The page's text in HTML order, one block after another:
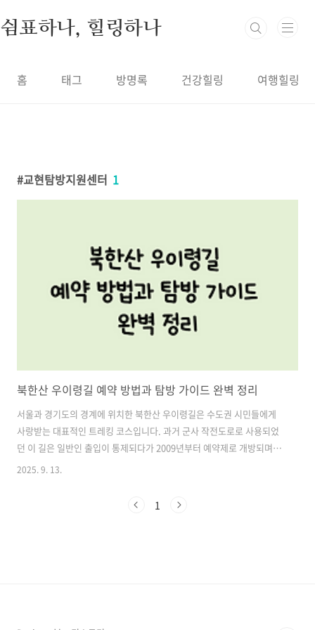
쉼표하나, 힐링하나
홈 태그 방명록 건강힐링 여행힐링
교현탐방지원센터 1
북한산 우이령길 예약 방법과 탐방 가이드 완벽 정리
서울과 경기도의 경계에 위치한 북한산 우이령길은 수도권 시민들에게
사랑받는 대표적인 트레킹 코스입니다. 과거 군사 작전도로로 사용되었
던 이 길은 일반인 출입이 통제되다가 2009년부터 예약제로 개방되며,
지금은 자연 속에서 역사와 문화를 함께 체험할 수 있는 특별한 탐방로로
는 점에서 차이가 있습니다. 특히 가을 단풍철과 같은 성수기에는 예약이
2025. 9. 13.
1